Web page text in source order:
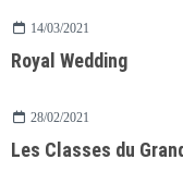
14/03/2021
Royal Wedding
28/02/2021